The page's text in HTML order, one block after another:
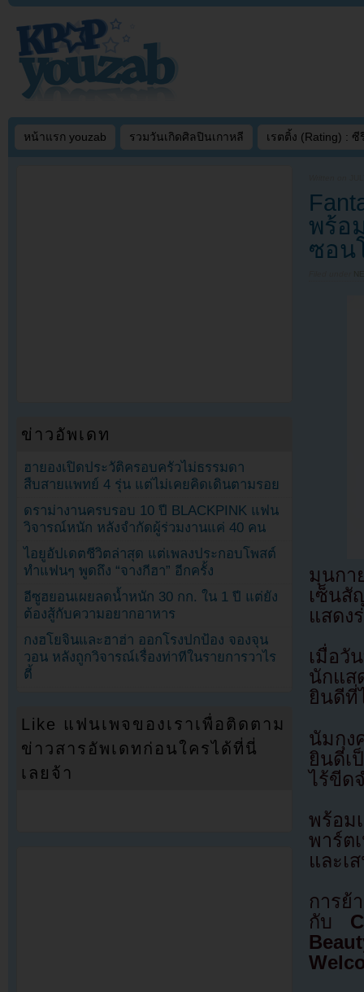
หน้าแรก youzab รวมวันเกิดศิลปินเกาหลี เรตติ้ง (Rating) : ซี
พร้อ
ซอน
มุนกา
เซ็น
แสดง
เมื่อวั
นักแส
ยินดีที่
นัมกุง
ยินดีเ
ไร้ขีด
พร้อม
พาร์ต
และเ
การย้
กับ
ข่าวอัพเดท
ฮายองเปิดประวัติครอบครัวไม่ธรรมดา
สืบสายแพทย์ 4 รุ่น แต่ไม่เคยคิดเดินตามรอย
ดราม่างานครบรอบ 10 ปี BLACKPINK แฟน
วิจารณ์หนัก หลังจำกัดผู้ร่วมงานแค่ 40 คน
ไอยูอัปเดตชีวิตล่าสุด แต่เพลงประกอบโพสต์
ทำแฟนๆ พูดถึง “จางกีฮา” อีกครั้ง
อีซูฮยอนเผยลดน้ำหนัก 30 กก. ใน 1 ปี แต่ยัง
ต้องสู้กับความอยากอาหาร
กงฮโยจินและฮาฮ่า ออกโรงปกป้อง จองจุน
วอน หลังถูกวิจารณ์เรื่องท่าทีในรายการวาไร
ตี้
Like แฟนเพจของเราเพื่อติดตาม
ข่าวสารอัพเดทก่อนใครได้ที่นี่
เลยจ้า